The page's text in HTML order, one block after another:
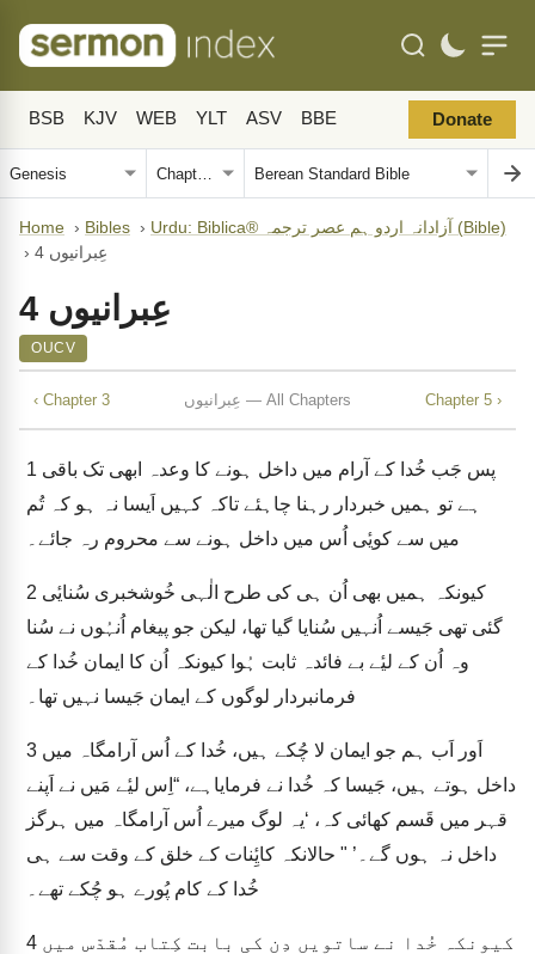
BSB KJV WEB YLT ASV BBE Donate
Home › Bibles ›
Urdu: Biblica® آزادانہ اردو ہم عصر ترجمہ (Bible)
›
عِبرانیوں 4
عِبرانیوں 4
OUCV
‹ Chapter 3 عِبرانیوں — All Chapters Chapter 5 ›
1
ہے تو ہمیں خبردار رہنا چاہئے تاکہ کہیں اَیسا نہ ہو کہ تُم
میں سے کویٔی اُس میں داخل ہونے سے محروم رہ جائے۔
2
گئی تھی جَیسے اُنہیں سُنایا گیا تھا، لیکن جو پیغام اُنہُوں نے سُنا
وہ اُن کے لیٔے بے فائدہ ثابت ہُوا کیونکہ اُن کا ایمان خُدا کے
فرمانبردار لوگوں کے ایمان جَیسا نہیں تھا۔
3
داخل ہوتے ہیں، جَیسا کہ خُدا نے فرمایاہے، “اِس لیٔے مَیں نے اَپنے
قہر میں قَسم کھائی کہ، ‘یہ لوگ میرے اُس آرامگاہ میں ہرگز
داخل نہ ہوں گے۔’ " حالانکہ کایِٔنات کے خلق کے وقت سے ہی
خُدا کے کام پُورے ہو چُکے تھے۔
4